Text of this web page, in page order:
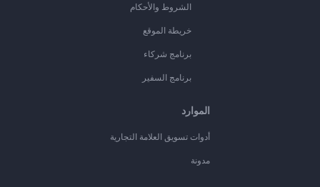
الشروط والأحكام
خريطة الموقع
برنامج شركاء
برنامج السفير
الموارد
أدوات تسويق العلامة التجارية
مدونة